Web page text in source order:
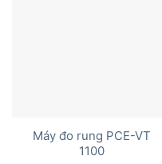
Máy đo rung PCE-VT
1100